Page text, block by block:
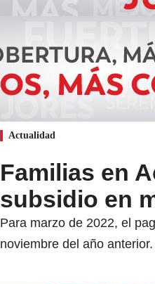
Actualidad
Familias en
subsidio en
Para marzo de 2022, el
noviembre del año anterior.